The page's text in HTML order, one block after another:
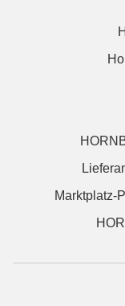
Marktplatz-